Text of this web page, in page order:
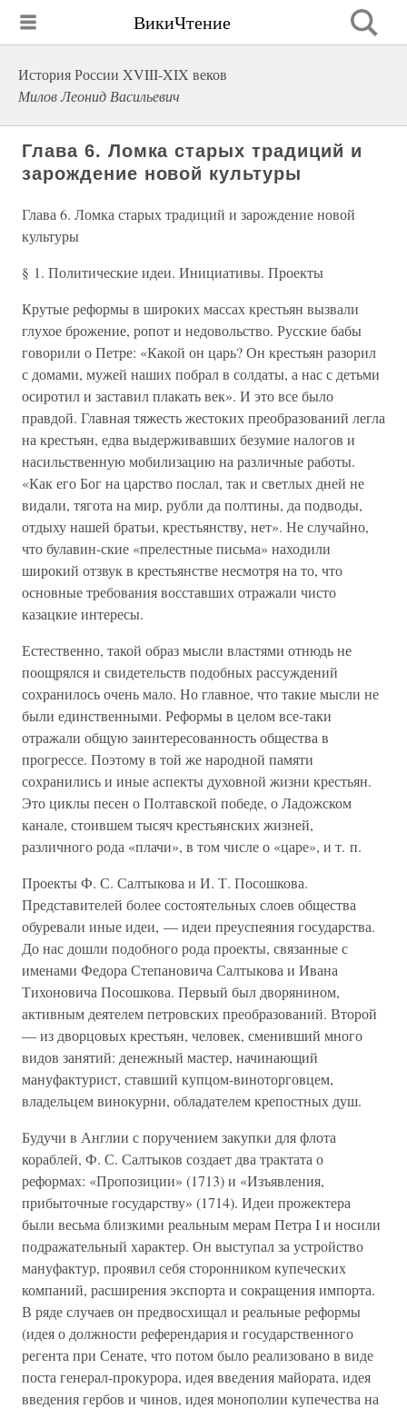
ВикиЧтение
История России XVIII-XIX веков
Милов Леонид Васильевич
Глава 6. Ломка старых традиций и
зарождение новой культуры
Глава 6. Ломка старых традиций и зарождение новой
культуры
§ 1. Политические идеи. Инициативы. Проекты
Крутые реформы в широких массах крестьян вызвали
глухое брожение, ропот и недовольство. Русские бабы
говорили о Петре: «Какой он царь? Он крестьян разорил
с домами, мужей наших побрал в солдаты, а нас с детьми
осиротил и заставил плакать век». И это все было
правдой. Главная тяжесть жестоких преобразований легла
на крестьян, едва выдерживавших безумие налогов и
насильственную мобилизацию на различные работы.
«Как его Бог на царство послал, так и светлых дней не
видали, тягота на мир, рубли да полтины, да подводы,
отдыху нашей братьи, крестьянству, нет». Не случайно,
что булавин-ские «прелестные письма» находили
широкий отзвук в крестьянстве несмотря на то, что
основные требования восставших отражали чисто
казацкие интересы.
Естественно, такой образ мысли властями отнюдь не
поощрялся и свидетельств подобных рассуждений
сохранилось очень мало. Но главное, что такие мысли не
были единственными. Реформы в целом все-таки
отражали общую заинтересованность общества в
прогрессе. Поэтому в той же народной памяти
сохранились и иные аспекты духовной жизни крестьян.
Это циклы песен о Полтавской победе, о Ладожском
канале, стоившем тысяч крестьянских жизней,
различного рода «плачи», в том числе о «царе», и т. п.
Проекты Ф. С. Салтыкова и И. Т. Посошкова.
Представителей более состоятельных слоев общества
обуревали иные идеи, — идеи преуспеяния государства.
До нас дошли подобного рода проекты, связанные с
именами Федора Степановича Салтыкова и Ивана
Тихоновича Посошкова. Первый был дворянином,
активным деятелем петровских преобразований. Второй
— из дворцовых крестьян, человек, сменивший много
видов занятий: денежный мастер, начинающий
мануфактурист, ставший купцом-виноторговцем,
владельцем винокурни, обладателем крепостных душ.
Будучи в Англии с поручением закупки для флота
кораблей, Ф. С. Салтыков создает два трактата о
реформах: «Пропозиции» (1713) и «Изъявления,
прибыточные государству» (1714). Идеи прожектера
были весьма близкими реальным мерам Петра I и носили
подражательный характер. Он выступал за устройство
мануфактур, проявил себя сторонником купеческих
компаний, расширения экспорта и сокращения импорта.
В ряде случаев он предвосхищал и реальные реформы
(идея о должности референдария и государственного
регента при Сенате, что потом было реализовано в виде
поста генерал-прокурора, идея введения майората, идея
введения гербов и чинов, идея монополии купечества на